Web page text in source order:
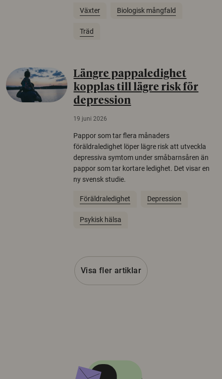
Växter Biologisk mångfald
Träd
Längre pappaledighet
kopplas till lägre risk för
depression
19 juni 2026
Pappor som tar flera månaders
föräldraledighet löper lägre risk att utveckla
depressiva symtom under småbarnsåren än
pappor som tar kortare ledighet. Det visar en
ny svensk studie.
Föräldraledighet Depression
Psykisk hälsa
Visa fler artiklar